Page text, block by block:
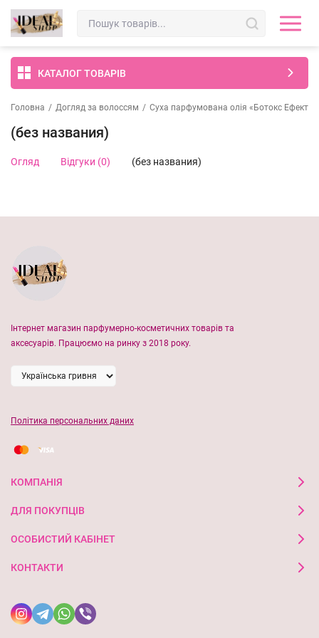
КАТАЛОГ ТОВАРІВ
Головна / Догляд за волоссям / Суха парфумована олія «Ботокс Ефект»
(без названия)
Огляд Відгуки (0) (без названия)
Інтернет магазин парфумерно-косметичних товарів та
аксесуарів. Працюємо на ринку з 2018 року.
Політика персональних даних
КОМПАНІЯ
ДЛЯ ПОКУПЦІВ
ОСОБИСТИЙ КАБІНЕТ
КОНТАКТИ